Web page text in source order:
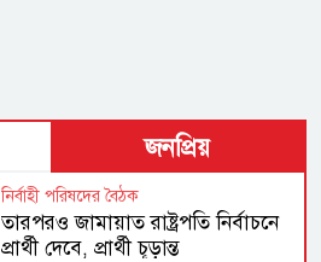
জনপ্রিয়
নির্বাহী পরিষদের বৈঠক
তারপরও জামায়াত রাষ্ট্রপতি নির্বাচনে
প্রার্থী দেবে, প্রার্থী চূড়ান্ত